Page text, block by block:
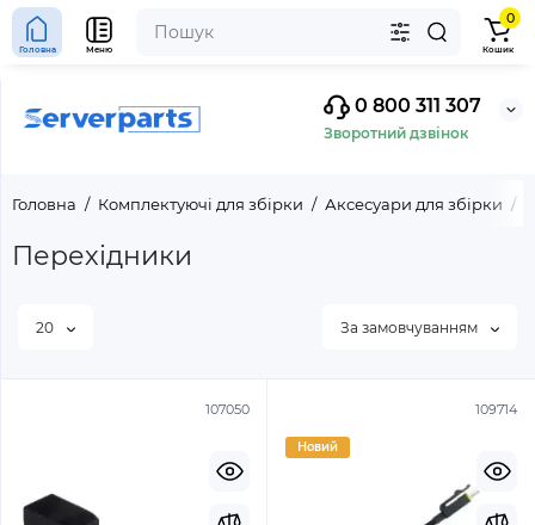
0 800 311 307
Зворотний дзвінок
Головна Меню
0
Кошик
Головна Комплектуючі для збірки Аксесуари для збірки
Перехідники
20 За замовчуванням
107050 109714
Новий